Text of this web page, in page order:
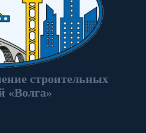
строительных
«Волга»